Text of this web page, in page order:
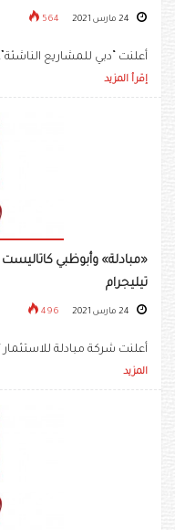
564
أعلنت “دبي للمشاريع
إقرأ المزيد
تيليجرام
496
أعلنت شركة مبادلة للاستثمار “مبادلة”
المزيد